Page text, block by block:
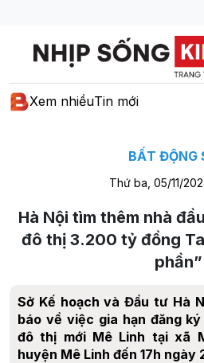
Xem nhiềuTin mới
BẤT ĐỘNG
Thứ ba, 05/11/
Hà Nội tìm thêm nhà
đô thị 3.200 tỷ đồng
phần”
Sở Kế hoạch và Đầu tư Hà
báo về việc gia hạn đăng
đô thị mới Mê Linh tại xã
huyện Mê Linh đến 17h ngày